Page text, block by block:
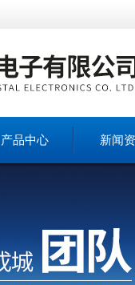
产品中心 新闻